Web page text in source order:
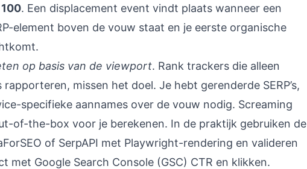
. Een displacement event vindt plaats wanneer een
element boven de vouw staat en je eerste organische
op basis van de viewport. Rank trackers die alleen
missen het doel. Je hebt gerenderde SERP’s,
specifieke aannames over de vouw nodig. Screaming
of-the-box voor je berekenen. In de praktijk gebruiken de
of SerpAPI met Playwright-rendering en valideren
met Google Search Console (GSC) CTR en klikken.